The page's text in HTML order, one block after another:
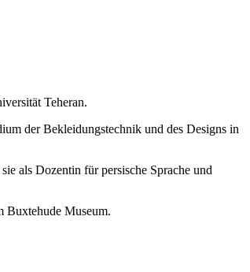
Teheran.
der Bekleidungstechnik und des Designs in
als Dozentin für persische Sprache und
Buxtehude Museum.